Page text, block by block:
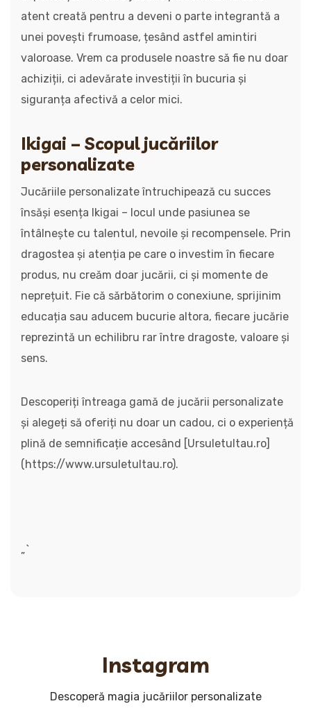
atent creată pentru a deveni o parte integrantă a
unei povești frumoase, țesând astfel amintiri
valoroase. Vrem ca produsele noastre să fie nu doar
achiziții, ci adevărate investiții în bucuria și
siguranța afectivă a celor mici.
Ikigai – Scopul jucăriilor
personalizate
Jucăriile personalizate întruchipează cu succes
însăși esența Ikigai – locul unde pasiunea se
întâlnește cu talentul, nevoile și recompensele. Prin
dragostea și atenția pe care o investim în fiecare
produs, nu creăm doar jucării, ci și momente de
neprețuit. Fie că sărbătorim o conexiune, sprijinim
educația sau aducem bucurie altora, fiecare jucărie
reprezintă un echilibru rar între dragoste, valoare și
sens.
Descoperiți întreaga gamă de jucării personalizate
și alegeți să oferiți nu doar un cadou, ci o experiență
plină de semnificație accesând [Ursuletultau.ro]
(https://www.ursuletultau.ro).
„`
Instagram
Descoperă magia jucăriilor personalizate